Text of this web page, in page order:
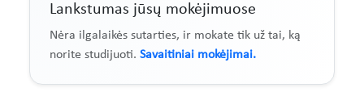
Lankstumas jūsų mokėjimuose
Nėra ilgalaikės sutarties, ir mokate tik už tai, ką
norite studijuoti. Savaitiniai mokėjimai.